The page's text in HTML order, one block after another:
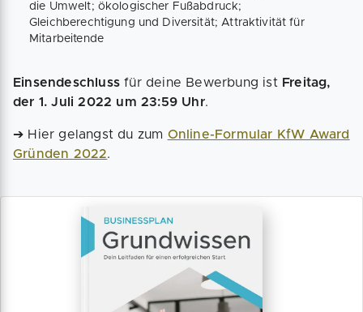
die Umwelt; ökologischer Fußabdruck;
Gleichberechtigung und Diversität; Attraktivität für
Mitarbeitende
Einsendeschlussfür deine Bewerbung ist Freitag,
der 1. Juli 2022 um 23:59 Uhr.
➔ Hier gelangst du zum Online-Formular KfW Award
Gründen 2022.